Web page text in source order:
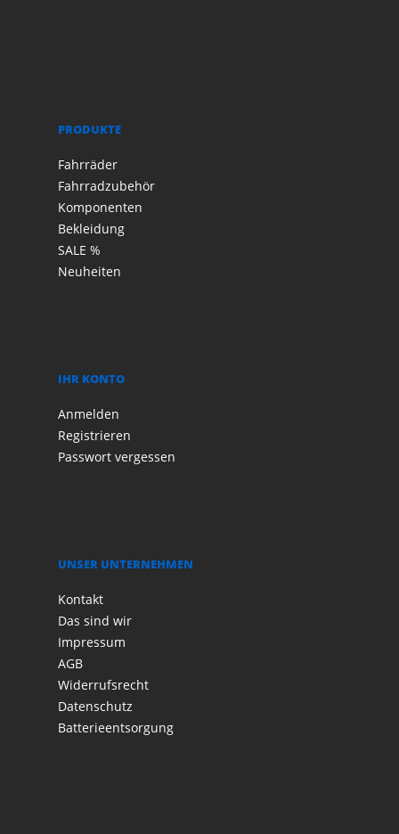
PRODUKTE
Fahrräder
Fahrradzubehör
Komponenten
Bekleidung
SALE %
Neuheiten
IHR KONTO
Anmelden
Registrieren
Passwort vergessen
UNSER UNTERNEHMEN
Kontakt
Das sind wir
Impressum
AGB
Widerrufsrecht
Datenschutz
Batterieentsorgung